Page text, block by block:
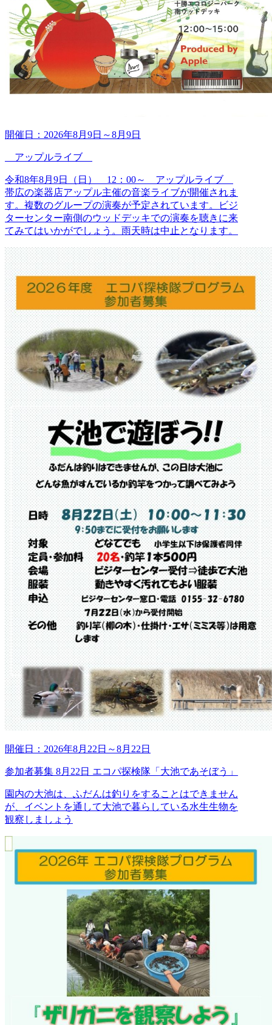
開催日： 2026年8月9日 ～8月9日
アップルライブ
令和8年8月9日（日） 12：00～ アップルライブ
帯広の楽器店アップル主催の音楽ライブが開催されま
す。複数のグループの演奏が予定されています。ビジ
ターセンター南側のウッドデッキでの演奏を聴きに来
てみてはいかがでしょう。雨天時は中止となります。
開催日： 2026年8月22日 ～8月22日
参加者募集 8月22日 エコパ探検隊「大池であそぼう」
園内の大池は、ふだんは釣りをすることはできません
が、イベントを通して大池で暮らしている水生生物を
観察しましょう